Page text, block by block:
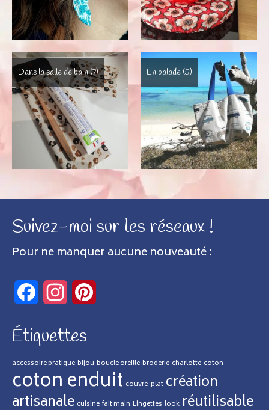
Dans la salle de bain(7) En balade (5)
Suivez-moi sur les réseaux !
Pour ne manquer aucune nouveauté :
FacebookInstagram
Étiquettes
accessoire pratique bijou boucle oreille broderie charlotte coton
coton enduit couvre-plat création
artisanale cuisine fait main Lingettes look réutilisable